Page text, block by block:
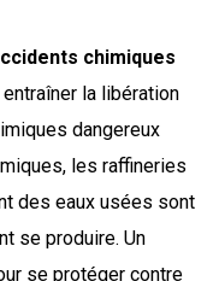
chimiques
la libération
dangereux
les raffineries
des eaux usées sont
se produire. Un
se protéger contre